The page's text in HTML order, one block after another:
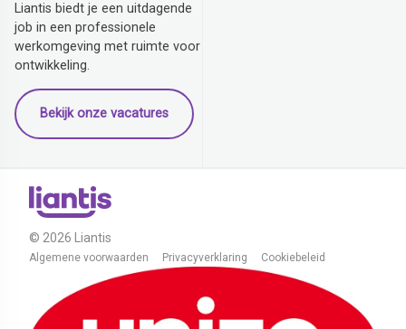
Liantis biedt je een uitdagende
job in een professionele
werkomgeving met ruimte voor
ontwikkeling.
Bekijk onze vacatures
© 2026 Liantis
Algemene voorwaarden Privacyverklaring Cookiebeleid